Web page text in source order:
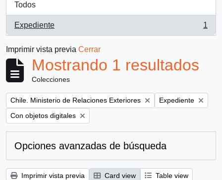
Todos
Expediente
, 1 resultados
1
Imprimir vista previa Cerrar
Mostrando 1 resultados
Colecciones
Remove filter:
Chile. Ministerio de Relaciones Exteriores Remove filter:
Expediente
Remove filter:
Con objetos digitales
Opciones avanzadas de búsqueda
Imprimir vista previa Card view
Table view